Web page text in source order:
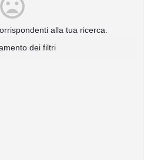
alla tua ricerca.
dei filtri